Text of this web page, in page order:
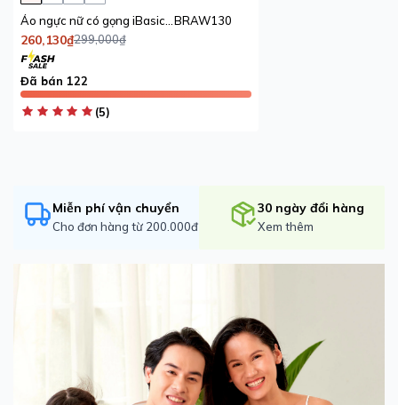
BRAW130
260,130₫299,000₫
(5)
Đã bán 122
Miễn phí vận chuyển
Cho đơn hàng từ 200.000đ
30 ngày đổi hàng
Xem thêm